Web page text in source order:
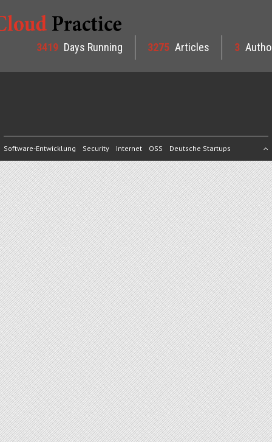
3419 Days Running 3275 Articles 3
Software-Entwicklung Security Internet OSS Deutsche Startups